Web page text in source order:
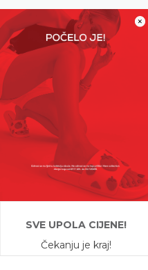
×
SVE UPOLA CIJENE!
Čekanju je kraj!
Adresa:
Sremska 1
76300 Bijeljina
Telefon:
065/052-193
Email:
Račun:
Raiffeisen banka
PIB:
Matični broj:
11146040